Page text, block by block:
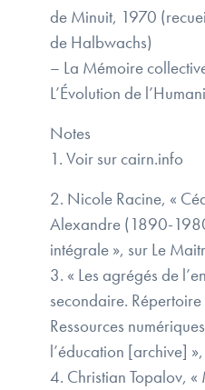
de Minuit, 1970
de Halbwachs)
– La Mémoire
L’Évolution de
Notes
1. Voir sur cairn.info
2. Nicole Racine, «
Alexandre (1890-
intégrale », sur Le
3. « Les agrégés de
secondaire.
Ressources
l’éducation [archive]
4. Christian Topalov,